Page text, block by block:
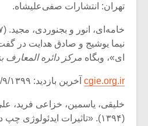
تهران: انتشارات صفی‌علیشاه.
نیما یوشیج و صادق هدایت در
ای»، وبگاه مرکز دائره ‌المعارف
cgie.org.ir آخرین بازدید: ۳/۹/۱۳۹۹.
خلیقی، یاسمین، خزاعی فرید،
(۱۳۹۴). «تاثیرات ایدئولوژی